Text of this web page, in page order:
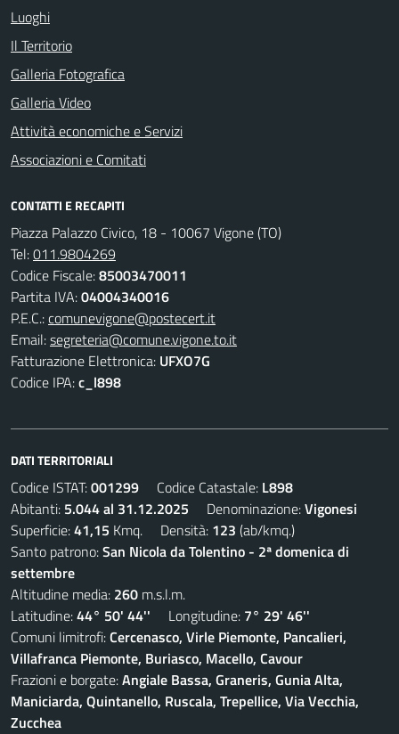
Luoghi
Il Territorio
Galleria Fotografica
Galleria Video
Attività economiche e Servizi
Associazioni e Comitati
CONTATTI E RECAPITI
Piazza Palazzo Civico, 18 - 10067 Vigone (TO)
Tel:011.9804269
Codice Fiscale:85003470011
Partita IVA:04004340016
P.E.C.:comunevigone@postecert.it
Email:segreteria@comune.vigone.to.it
Fatturazione Elettronica: UFXO7G
Codice IPA:c_l898
DATI TERRITORIALI
Codice ISTAT:001299 Codice Catastale: L898
Abitanti: 5.044 al 31.12.2025 Denominazione:Vigonesi
Superficie:41,15 Kmq. Densità: 123 (ab/kmq.)
Santo patrono:San Nicola da Tolentino - 2ª domenica di
settembre
Altitudine media: 260 m.s.l.m.
Latitudine:44° 50' 44'' Longitudine: 7° 29' 46''
Comuni limitrofi:Cercenasco, Virle Piemonte, Pancalieri,
Villafranca Piemonte, Buriasco, Macello, Cavour
Frazioni e borgate:Angiale Bassa, Graneris, Gunia Alta,
Maniciarda, Quintanello, Ruscala, Trepellice, Via Vecchia,
Zucchea